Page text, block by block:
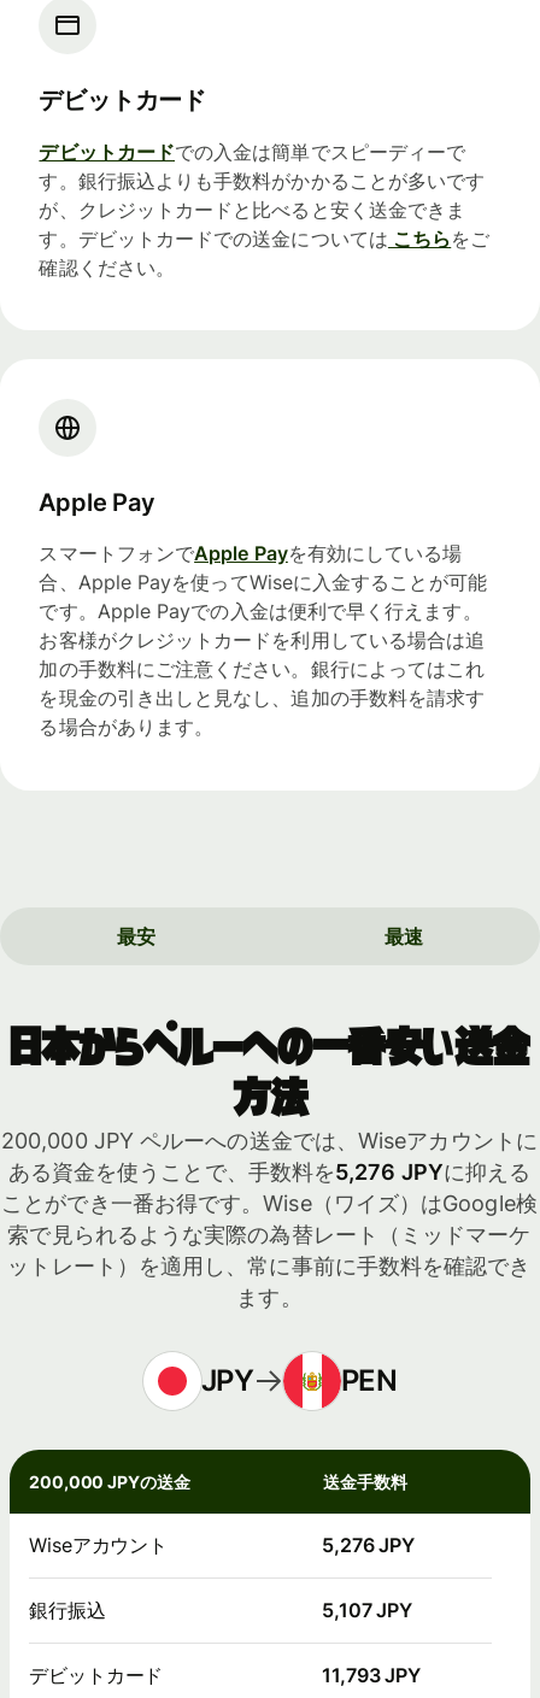
デビットカード
デビットカードでの入金は簡単でスピーディーで
す。銀行振込よりも手数料がかかることが多いです
が、クレジットカードと比べると安く送金できま
す。デビットカードでの送金については こちら をご
確認ください。
Apple Pay
スマートフォンでApple Payを有効にしている場
合、Apple Payを使ってWiseに入金することが可能
です。Apple Payでの入金は便利で早く行えます。
お客様がクレジットカードを利用している場合は追
加の手数料にご注意ください。銀行によってはこれ
を現金の引き出しと見なし、追加の手数料を請求す
る場合があります。
最安 最速
日本からペルーへの一番安い送金
方法
200,000 JPY ペルーへの送金では、Wiseアカウントに
ある資金を使うことで、手数料を5,276 JPYに抑える
ことができ一番お得です。Wise（ワイズ）はGoogle検
索で見られるような実際の為替レート（ミッドマーケ
ットレート）を適用し、常に事前に手数料を確認でき
ます。
JPY PEN
200,000 JPYの送金 送金手数料
Wiseアカウント 5,276 JPY
銀行振込 5,107 JPY
デビットカード 11,793 JPY